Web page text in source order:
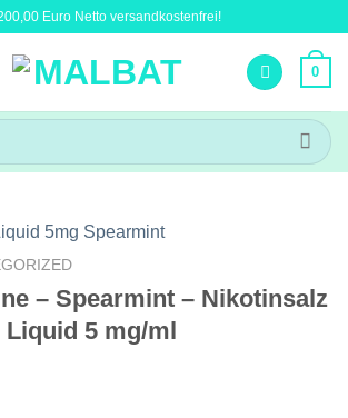
Euro Netto versandkostenfrei!
0
– Spearmint – Nikotinsalz
5 mg/ml